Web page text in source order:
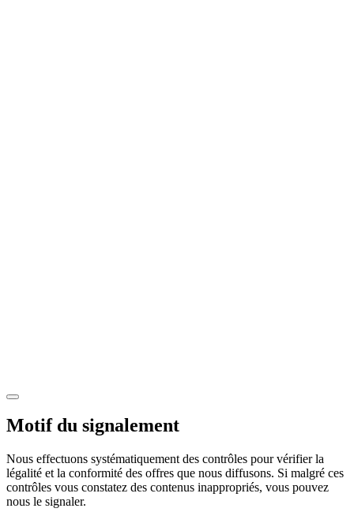
Motif du signalement
Nous effectuons systématiquement des contrôles pour vérifier la
légalité et la conformité des offres que nous diffusons. Si malgré ces
contrôles vous constatez des contenus inappropriés, vous pouvez
nous le signaler.